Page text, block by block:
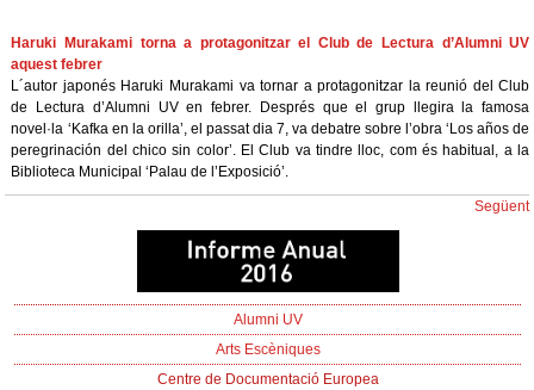
Haruki Murakami torna a protagonitzar el Club de Lectura d’Alumni UV
aquest febrer
L´autor japonés Haruki Murakami va tornar a protagonitzar la reunió del Club
de Lectura d’Alumni UV en febrer. Després que el grup llegira la famosa
novel·la ‘Kafka en la orilla’, el passat dia 7, va debatre sobre l’obra ‘Los años de
peregrinación del chico sin color’. El Club va tindre lloc, com és habitual, a la
Biblioteca Municipal ‘Palau de l’Exposició’.
Següent
Alumni UV
Arts Escèniques
Centre de Documentació Europea